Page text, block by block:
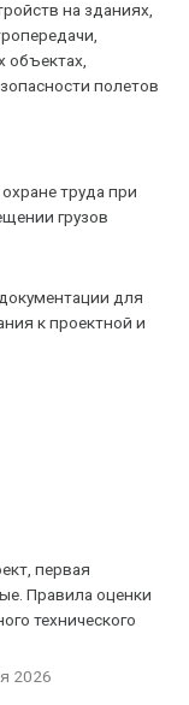
на зданиях,
объектах,
полетов
труда при
грузов
для
к проектной и
первая
Правила оценки
технического
2026